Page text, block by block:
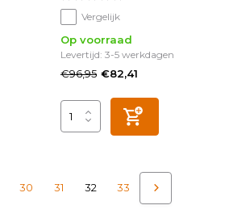
Vergelijk
Op voorraad
Levertijd: 3-5 werkdagen
€96,95 €82,41
30 31 32 33